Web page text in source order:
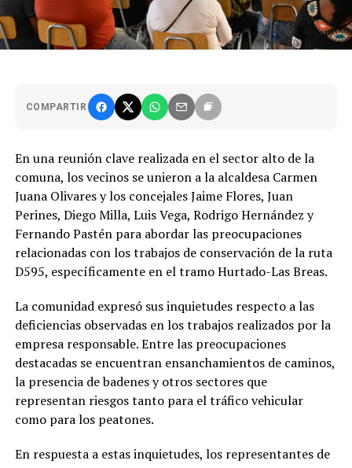
COMPARTIR
En una reunión clave realizada en el sector alto de la
comuna, los vecinos se unieron a la alcaldesa Carmen
Juana Olivares y los concejales Jaime Flores, Juan
Perines, Diego Milla, Luis Vega, Rodrigo Hernández y
Fernando Pastén para abordar las preocupaciones
relacionadas con los trabajos de conservación de la ruta
D595, específicamente en el tramo Hurtado-Las Breas.
La comunidad expresó sus inquietudes respecto a las
deficiencias observadas en los trabajos realizados por la
empresa responsable. Entre las preocupaciones
destacadas se encuentran ensanchamientos de caminos,
la presencia de badenes y otros sectores que
representan riesgos tanto para el tráfico vehicular
como para los peatones.
En respuesta a estas inquietudes, los representantes de